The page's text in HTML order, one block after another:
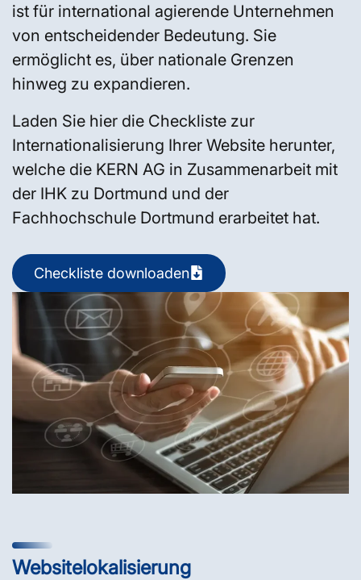
ist für international agierende Unternehmen
von entscheidender Bedeutung. Sie
ermöglicht es, über nationale Grenzen
hinweg zu expandieren.
Laden Sie hier die Checkliste zur
Internationalisierung Ihrer Website herunter,
welche die KERN AG in Zusammenarbeit mit
der IHK zu Dortmund und der
Fachhochschule Dortmund erarbeitet hat.
Checkliste downloaden
Websitelokalisierung